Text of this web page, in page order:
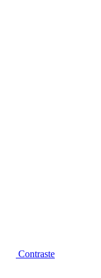
Contraste